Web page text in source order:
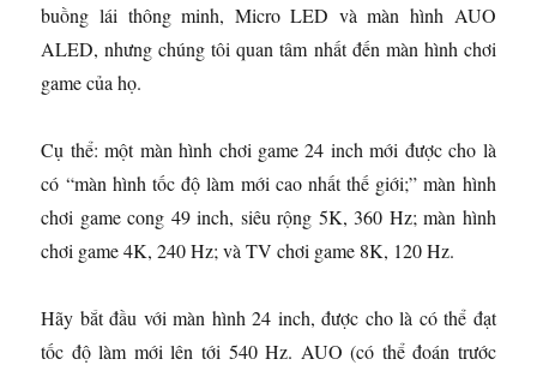
buồng lái thông minh, Micro LED và màn hình AUO
ALED, nhưng chúng tôi quan tâm nhất đến màn hình chơi
game của họ.
Cụ thể: một màn hình chơi game 24 inch mới được cho là
có “màn hình tốc độ làm mới cao nhất thế giới;” màn hình
chơi game cong 49 inch, siêu rộng 5K, 360 Hz; màn hình
chơi game 4K, 240 Hz; và TV chơi game 8K, 120 Hz.
Hãy bắt đầu với màn hình 24 inch, được cho là có thể đạt
tốc độ làm mới lên tới 540 Hz. AUO (có thể đoán trước